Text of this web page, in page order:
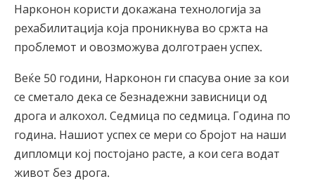
Нарконон користи докажана технологија за
рехабилитација која проникнува во сржта на
проблемот и овозможува долготраен успех.
Веќе 50 години, Нарконон ги спасува оние за кои
се сметало дека се безнадежни зависници од
дрога и алкохол. Седмица по седмица. Година по
година. Нашиот успех се мери со бројот на наши
дипломци кој постојано расте, а кои сега водат
живот без дрога.